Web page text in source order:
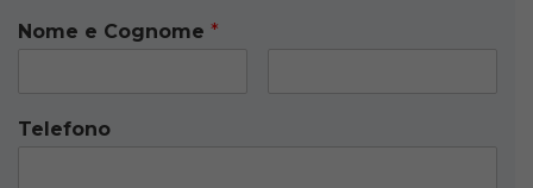
Nome e Cognome *
Telefono